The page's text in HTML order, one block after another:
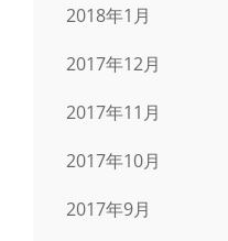
2018年1月
2017年12月
2017年11月
2017年10月
2017年9月